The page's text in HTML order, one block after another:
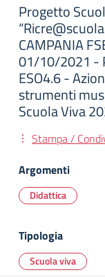
Progetto
CAMPANIA
01/10/2021 -
ESO4.6 -
strumenti
Scuola Viva
Stampa /
Argomenti
Didattica
Tipologia
Scuola viva